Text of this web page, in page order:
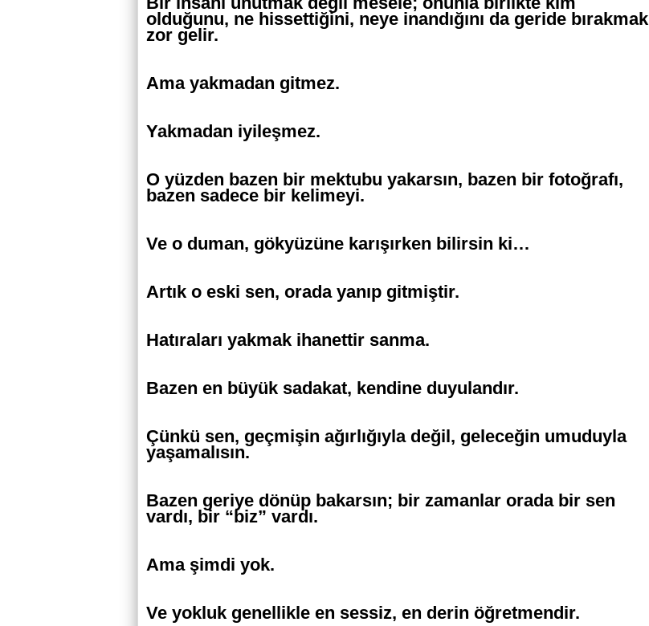
olduğunu, ne hissettiğini, neye inandığını da geride bırakmak
zor gelir.
Ama yakmadan gitmez.
Yakmadan iyileşmez.
O yüzden bazen bir mektubu yakarsın, bazen bir fotoğrafı,
bazen sadece bir kelimeyi.
Ve o duman, gökyüzüne karışırken bilirsin ki…
Artık o eski sen, orada yanıp gitmiştir.
Hatıraları yakmak ihanettir sanma.
Bazen en büyük sadakat, kendine duyulandır.
Çünkü sen, geçmişin ağırlığıyla değil, geleceğin umuduyla
yaşamalısın.
Bazen geriye dönüp bakarsın; bir zamanlar orada bir sen
vardı, bir “biz” vardı.
Ama şimdi yok.
Ve yokluk genellikle en sessiz, en derin öğretmendir.